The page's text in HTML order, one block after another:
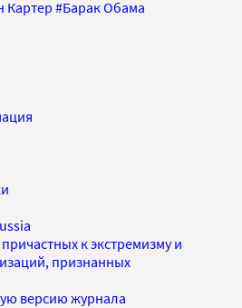
Картер#Барак Обама
к экстремизму и
признанных
версию журнала